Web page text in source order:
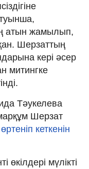
атын жамылып,
Шерзаттың
кері әсер
митингке
Тәукелева
Шерзат
кеткенін
мүлікті